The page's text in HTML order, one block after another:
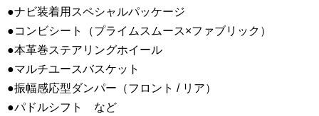
●ナビ装着用スペシャルパッケージ
●コンビシート（プライムスムース×ファブリック）
●本革巻ステアリングホイール
●マルチユースバスケット
●振幅感応型ダンパー（フロント / リア）
●パドルシフト など